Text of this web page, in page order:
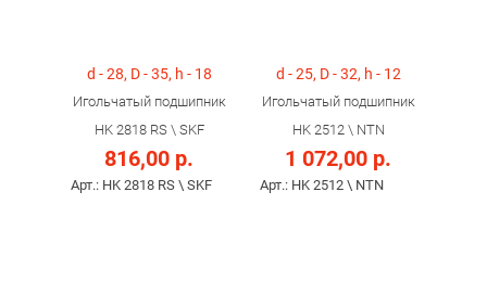
d - 28, D - 35, h - 18
Игольчатый подшипник
HK 2818 RS \ SKF
816,00 р.
Арт.: HK 2818 RS \ SKF
d - 25, D - 32, h - 12
Игольчатый подшипник
HK 2512 \ NTN
1 072,00 р.
Арт.: HK 2512 \ NTN